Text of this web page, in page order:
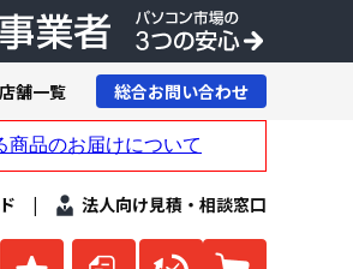
| 法人向け見積・相談窓口
店舗一覧 総合お問い合わせ